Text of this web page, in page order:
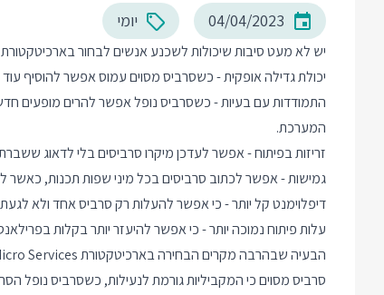
04/04/2023 יומי
יש לא מעט סיבות שיכולות לשכנע אנשים לבחור בארכיטקטורת Micro Services, ביניהן:
יכולת גדילה אופקית - כשסרביס מסוים עמוס אפשר להוסיף
התמודדות עם בעיות - כשסרביס נופל אפשר להרים מופעים
המערכת.
זריזות בפיתוח - אפשר לעדכן מיקרו סרביסים בלי לדאוג
גמישות - אפשר לכתוב סרביסים בכל מיני שפות תכנות,
דיפלוימנט קל יותר - כי אפשר להעלות רק סרביס אחד ולא
עלות פיתוח נמוכה יותר - כי אפשר להיעזר יותר בקלות